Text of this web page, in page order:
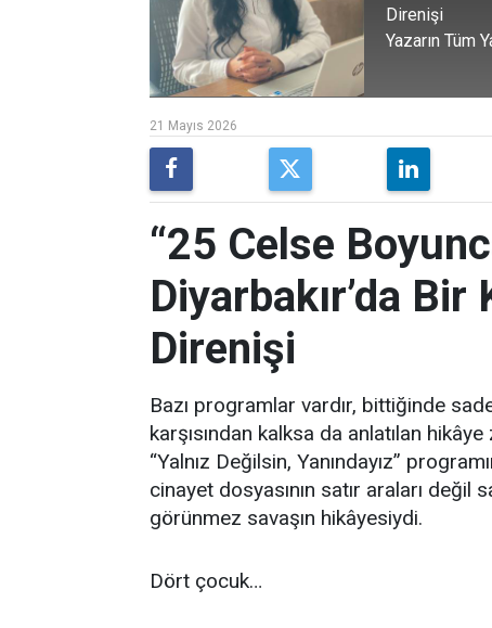
Direnişi
Yazarın Tüm
21 Mayıs 2026
“25 Celse
Diyarbakır’da Bir
Direnişi
Bazı programlar vardır, bittiğinde
karşısından kalksa da anlatılan
“Yalnız Değilsin, Yanındayız”
cinayet dosyasının satır araları değil
görünmez savaşın hikâyesiydi.
Dört çocuk…